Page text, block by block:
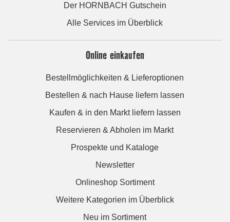
Der HORNBACH Gutschein
Alle Services im Überblick
Online einkaufen
Bestellmöglichkeiten & Lieferoptionen
Bestellen & nach Hause liefern lassen
Kaufen & in den Markt liefern lassen
Reservieren & Abholen im Markt
Prospekte und Kataloge
Newsletter
Onlineshop Sortiment
Weitere Kategorien im Überblick
Neu im Sortiment